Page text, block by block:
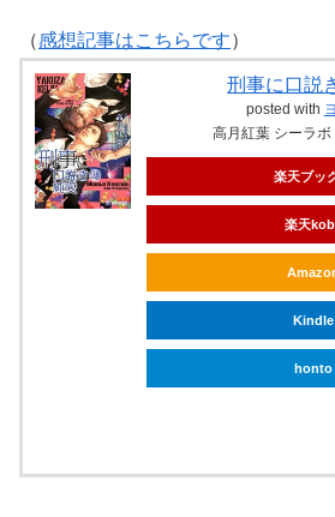
（感想記事はこちらです）
刑事に口説
posted with
高月紅葉 シーラボ
楽天ブッ
楽天
Kindle
honto